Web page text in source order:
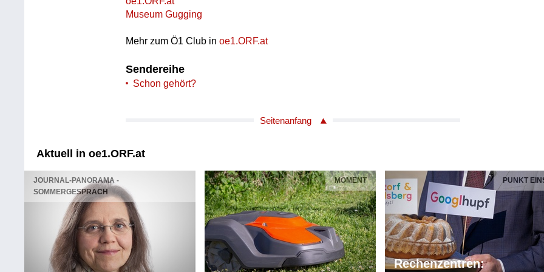
Museum Gugging
Mehr zum Ö1 Club inoe1.ORF.at
Sendereihe
Schon gehört?
Seitenanfang
Aktuell in oe1.ORF.at
JOURNAL-PANORAMA -
SOMMERGESPRÄCH
MOMENT PUNKT
Rechenzentren: